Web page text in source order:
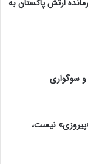
ارتش پاکستان به
سوگواری
نیست،